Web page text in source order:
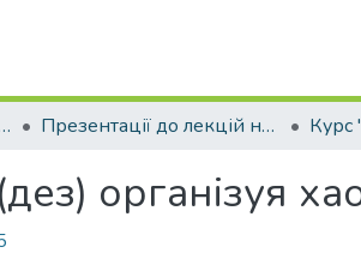
= Criminal Justice in Preparation of Future Judges, Prosecutors, Investigators With Respect to European Standard on Human Rights Презентації до лекцій навчальних курсів
організуя